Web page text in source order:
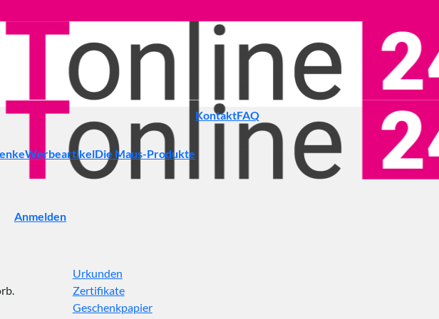
Anmelden
WerbeartikelDie Maus-Produkte
Urkunden
Zertifikate
Geschenkpapier
KontaktFAQ